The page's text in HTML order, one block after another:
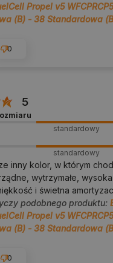
Propel v5
(B) - 38 Standardowa
0
5
standardowy
standardowy
inny kolor, w którym
wytrzymałe,
i świetna
podobnego produktu:
Propel v5
(B) - 38 Standardowa
0